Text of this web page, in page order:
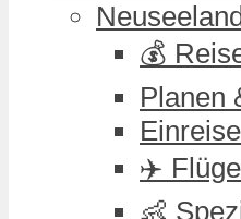
💰
Planen
✈️
👶